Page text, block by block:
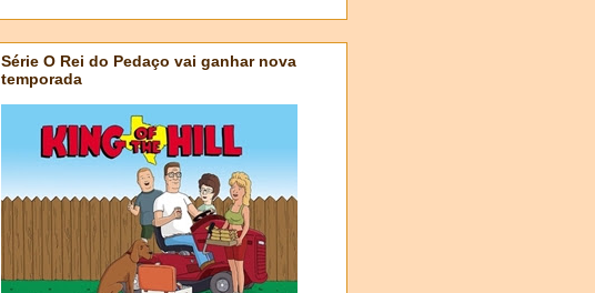
Série O Rei do Pedaço vai ganhar nova
temporada